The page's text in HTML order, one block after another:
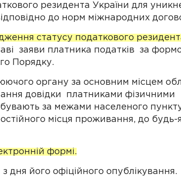
резидента України для
до норм міжнародних
статусу податкового
заяви платника податків за
Порядку.
органу за основним місцем
довідки платниками фізичними
за межами населеного
місця проживання, до будь-
формі.
дня його офіційного опублікування.